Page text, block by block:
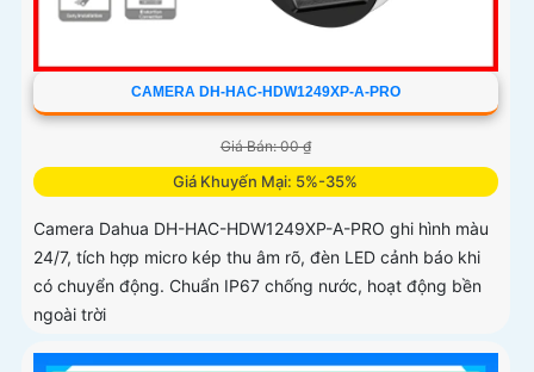
CAMERA DH-HAC-HDW1249XP-A-PRO
Giá Bán: 00 ₫
Giá Khuyến Mại: 5%-35%
Camera Dahua DH-HAC-HDW1249XP-A-PRO ghi hình màu
24/7, tích hợp micro kép thu âm rõ, đèn LED cảnh báo khi
có chuyển động. Chuẩn IP67 chống nước, hoạt động bền
ngoài trời